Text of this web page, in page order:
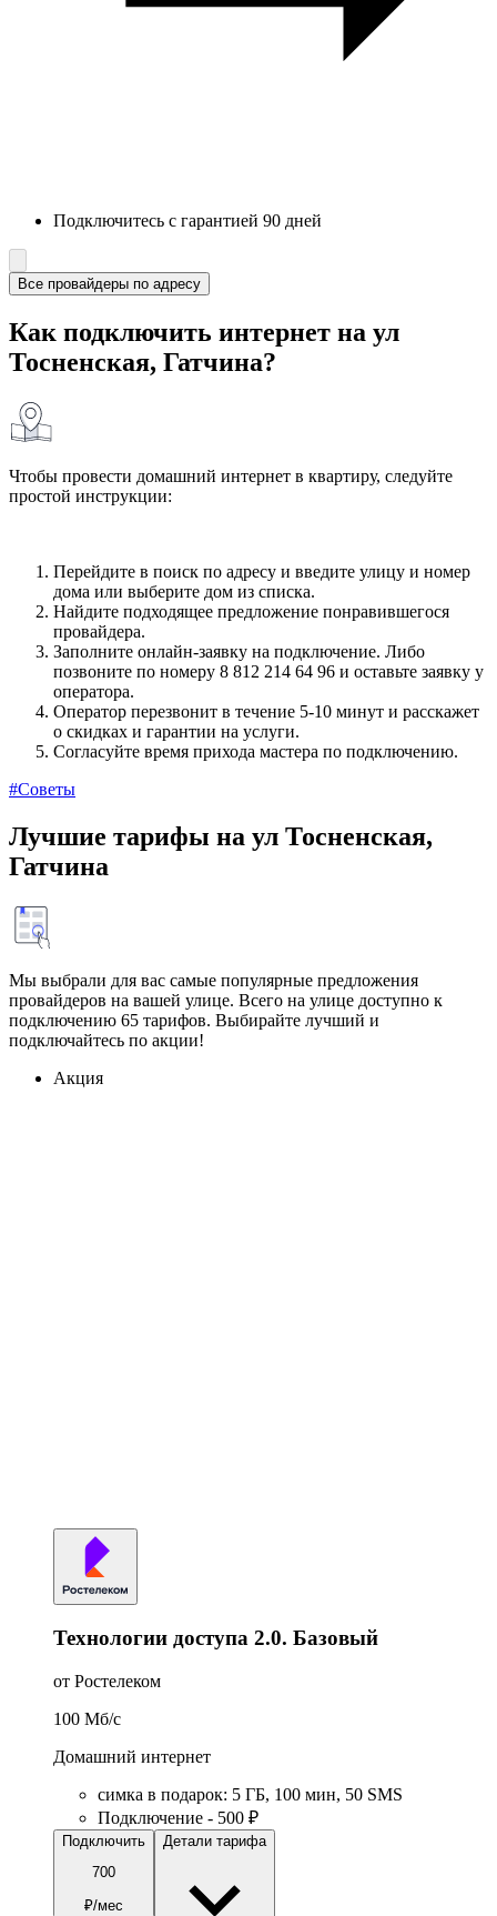
Подключитесь с гарантией 90 дней
Все провайдеры по адресу
Как подключить интернет на ул
Тосненская, Гатчина?
Чтобы провести домашний интернет в квартиру, следуйте
простой инструкции:
Перейдите в поиск по адресу и введите улицу и номер
дома или выберите дом из списка.
Найдите подходящее предложение понравившегося
провайдера.
Заполните онлайн-заявку на подключение. Либо
позвоните по номеру 8 812 214 64 96 и оставьте заявку у
оператора.
Оператор перезвонит в течение 5-10 минут и расскажет
о скидках и гарантии на услуги.
Согласуйте время прихода мастера по подключению.
#Советы
Лучшие тарифы на ул Тосненская,
Гатчина
Мы выбрали для вас самые популярные предложения
провайдеров на вашей улице. Всего на улице доступно к
подключению 65 тарифов. Выбирайте лучший и
подключайтесь по акции!
Акция
Технологии доступа 2.0. Базовый
от Ростелеком
100 Мб/c
Домашний интернет
симка в подарок: 5 ГБ, 100 мин, 50 SMS
Подключение - 500 ₽
Подключить
700
₽/мес
Детали тарифа